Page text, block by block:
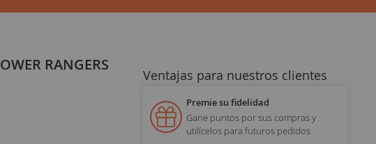
Ventajas para nuestros clientes
Premie su fidelidad
Gane puntos por sus compras y
utilícelos para futuros pedidos